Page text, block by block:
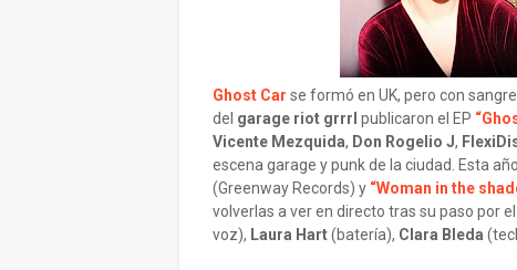
Ghost Car se formó en UK, pero con
del garage riot grrrl publicaron el EP
Vicente Mezquida, Don Rogelio J,
escena garage y punk de la ciudad. Esta
(Greenway Records) y “Woman in the
volverlas a ver en directo tras su paso por el
voz), Laura Hart(batería), Clara Bleda